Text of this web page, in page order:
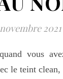
2021
vous
le teint